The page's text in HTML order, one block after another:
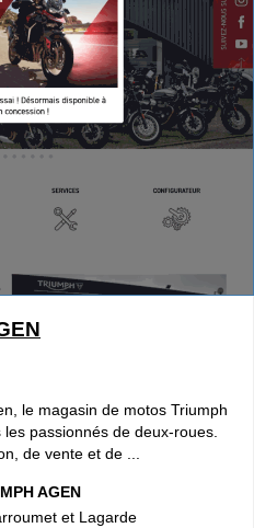
le magasin de motos Triumph
passionnés de deux-roues.
de vente et de ...
AGEN
et Lagarde